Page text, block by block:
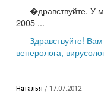
�дравствуйте. У
2005 ...
Здравствуйте!
венеролога,
Наталья / 17.07.2012